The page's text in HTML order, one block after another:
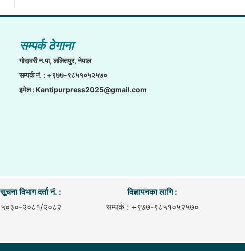
सम्पर्क ठेगाना
गाेदावरी न.पा, ललितपुर, नेपाल
सम्पर्क नं. : +९७७-९८५१०५२५७०
इमेल :Kantipurpress2025@gmail.com
सूचना विभाग दर्ता नं. :
५०३०-२०८१/२०८२
विज्ञापनका लागि :
सम्पर्क : +९७७-९८५१०५२५७०